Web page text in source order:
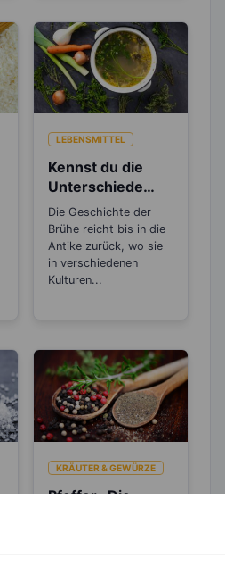
LEBENSMITTEL
Kennst du die
Unterschiede
zwischen Brühe,
Fond und
Bouillon?
Die Geschichte der
Brühe reicht bis in die
Antike zurück, wo sie
in verschiedenen
Kulturen...
KRÄUTER & GEWÜRZE
Pfeffer- Die